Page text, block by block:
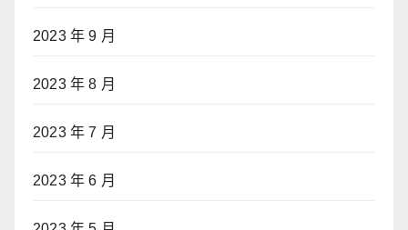
2023 年 9 月
2023 年 8 月
2023 年 7 月
2023 年 6 月